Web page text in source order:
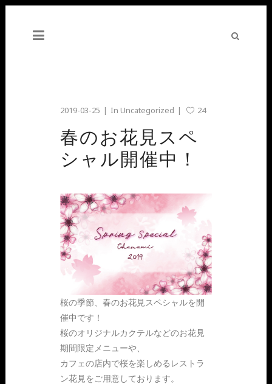
2019-03-25 In Uncategorized 24
春のお花見スペ
シャル開催中！
桜の季節、春のお花見スペシャルを開
催中です！
桜のオリジナルカクテルなどのお花見
期間限定メニューや、
カフェの店内で桜を楽しめるレストラ
ン花見をご用意しております。